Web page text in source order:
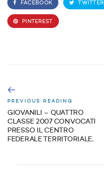
FACEBOOK TWITTER
PINTEREST
PREVIOUS READING
GIOVANILI – QUATTRO
CLASSE 2007 CONVOCATI
PRESSO IL CENTRO
FEDERALE TERRITORIALE.